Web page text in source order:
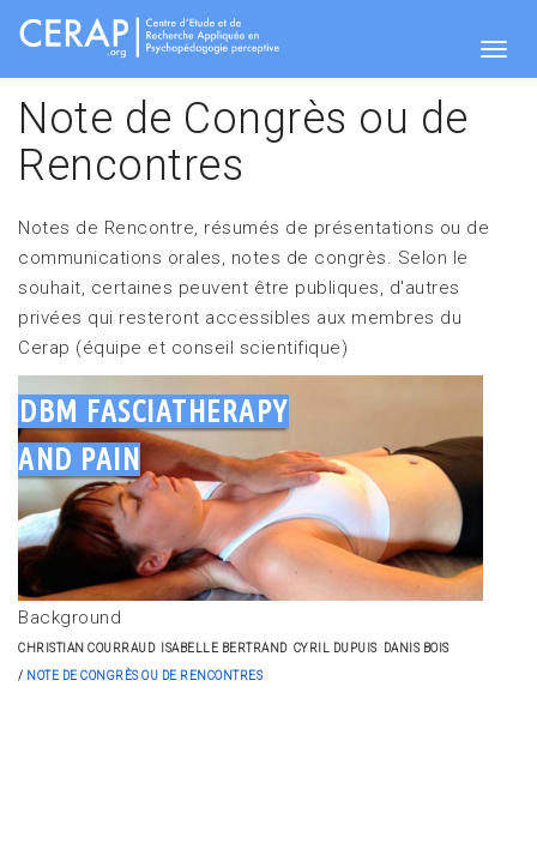
Skip
main
content
Note de Congrès ou de
Rencontres
Notes de Rencontre, résumés de présentations ou de
communications orales, notes de congrès. Selon le
souhait, certaines peuvent être publiques, d'autres
privées qui resteront accessibles aux membres du
Cerap (équipe et conseil scientifique)
DBM FASCIATHERAPY
AND PAIN
Background
CHRISTIAN COURRAUD ISABELLE BERTRAND CYRIL DUPUIS DANIS BOIS
NOTE DE CONGRÈS OU DE RENCONTRES